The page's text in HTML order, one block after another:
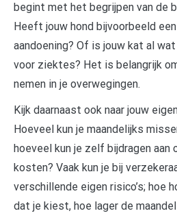
begint met het begrijpen van de
Heeft jouw hond bijvoorbeeld
aandoening? Of is jouw kat al
voor ziektes? Het is belangrijk
nemen in je overwegingen.
Kijk daarnaast ook naar jouw
Hoeveel kun je maandelijks
hoeveel kun je zelf bijdragen aan
kosten? Vaak kun je bij
verschillende eigen risico’s; hoe
dat je kiest, hoe lager de